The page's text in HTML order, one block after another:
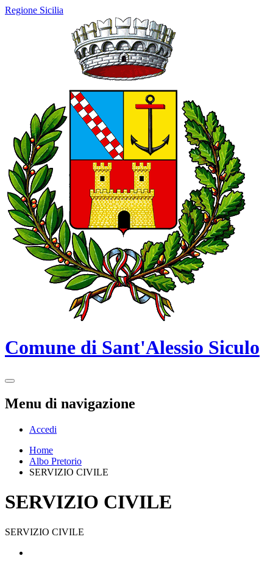
Regione Sicilia
Comune di Sant'Alessio Siculo
Menu di navigazione
Accedi
Home
Albo Pretorio
SERVIZIO CIVILE
SERVIZIO CIVILE
SERVIZIO CIVILE